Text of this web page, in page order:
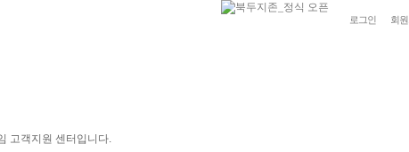
로그인 회